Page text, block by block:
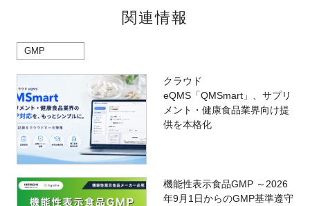
関連情報
GMP
クラウド
eQMS「QMSmart」、サプリ
メント・健康食品業界向け提
供を本格化
機能性表示食品GMP ～2026
年9月1日からのGMP基準遵守